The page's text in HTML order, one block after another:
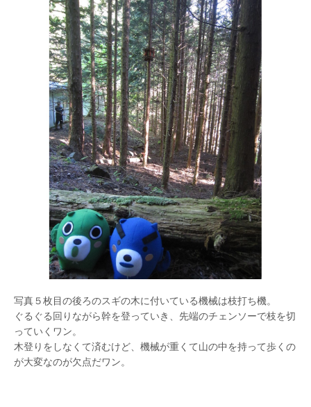
写真５枚目の後ろのスギの木に付いている機械は枝打ち機。
ぐるぐる回りながら幹を登っていき、先端のチェンソーで枝を切
っていくワン。
木登りをしなくて済むけど、機械が重くて山の中を持って歩くの
が大変なのが欠点だワン。